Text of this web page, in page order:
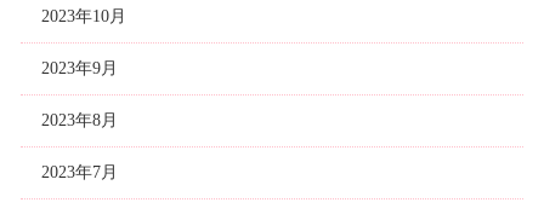
2023年10月
2023年9月
2023年8月
2023年7月